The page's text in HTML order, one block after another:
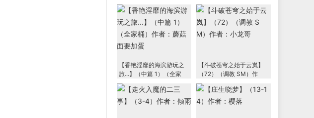
桶）作者：蘑菇面要加蛋
桶）作者：蘑菇面要加蛋
【香艳淫靡的海滨游玩之
旅...】（中篇 1）（全家
桶）作者：蘑菇面要加蛋
【斗破苍穹之始于云岚】
（72）（调教 SM）作
者：小龙哥